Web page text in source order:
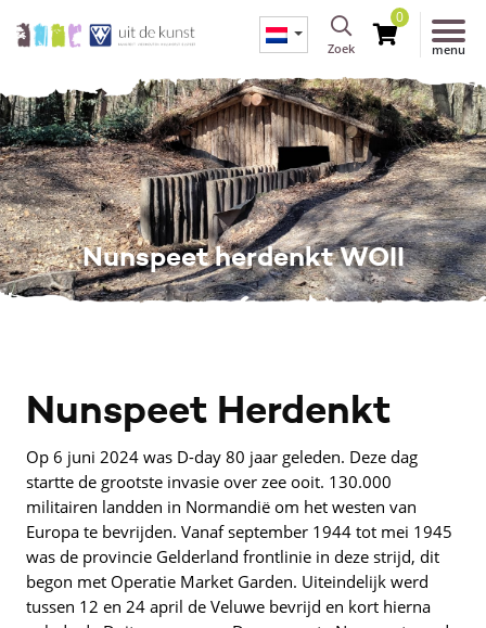
Zoek
0
menu
Nunspeet herdenkt WOII
Nunspeet Herdenkt
Op 6 juni 2024 was D-day 80 jaar geleden. Deze dag
startte de grootste invasie over zee ooit. 130.000
militairen landden in Normandië om het westen van
Europa te bevrijden. Vanaf september 1944 tot mei 1945
was de provincie Gelderland frontlinie in deze strijd, dit
begon met Operatie Market Garden. Uiteindelijk werd
tussen 12 en 24 april de Veluwe bevrijd en kort hierna